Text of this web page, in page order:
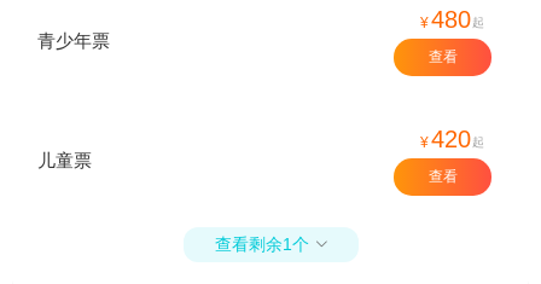
青少年票
¥480起
查看
儿童票
¥420起
查看
查看剩余1个 